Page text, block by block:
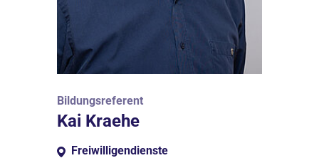
Bildungsreferent
Kai Kraehe
Freiwilligendienste